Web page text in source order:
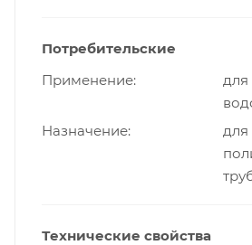
Потребительские
Применение
для
Назначение
для
Технические свойства